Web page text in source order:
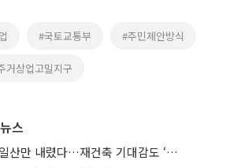
#국토교통부 #주민제안방식
거상업고밀지구
스
분당·평촌 오를 때 일산만 내렸다…재건축 기대감도 ‘무색’